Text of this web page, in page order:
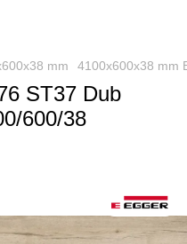
mm 4100x600x38 mm
ST37 Dub
600/38